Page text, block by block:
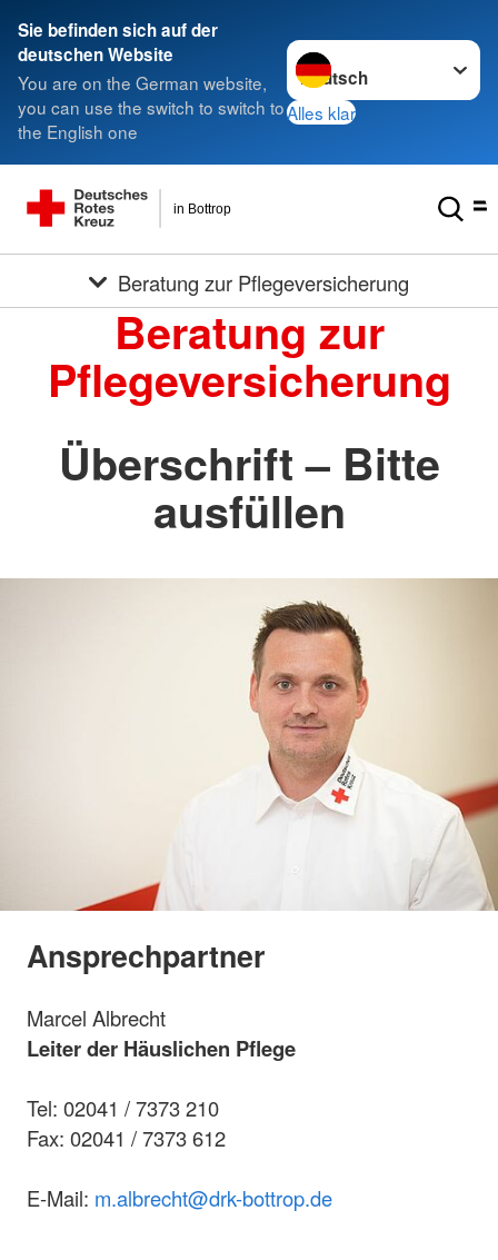
Sie befinden sich auf der
deutschen Website
You are on the German website,
you can use the switch to switch to
the English one
Sprache wechseln zu
Alles klar
in Bottrop
Beratung zur Pflegeversicherung
Beratung zur
Pflegeversicherung
Überschrift – Bitte
ausfüllen
Ansprechpartner
Marcel Albrecht
Leiter der Häuslichen Pflege
Tel: 02041 / 7373 210
Fax: 02041 / 7373 612
E-Mail: m.albrecht@drk-bottrop.de